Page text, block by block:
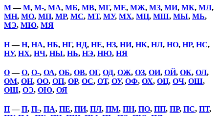
М—М, М-, МА, МБ, МВ, МГ, МЕ, МЖ, МЗ, МИ, МК, МЛ,
МН, МО, МП, МР, МС, МТ, МУ, МХ, МЦ, МШ, МЫ, МЬ,
МЭ, МЮ, МЯ
Н—Н, НА, НБ, НГ, НД, НЕ, НЗ, НИ, НК, НЛ, НО, НР, НС,
НУ, НХ, НЧ, НЫ, НЬ, НЭ, НЮ, НЯ
О—О, О-, ОА, ОБ, ОВ, ОГ, ОД, ОЖ, ОЗ, ОИ, ОЙ, ОК, ОЛ,
ОМ, ОН, ОО, ОП, ОР, ОС, ОТ, ОУ, ОФ, ОХ, ОЦ, ОЧ, ОШ,
ОЩ, ОЭ, ОЮ, ОЯ
П—П, П-, ПА, ПЕ, ПИ, ПЛ, ПМ, ПН, ПО, ПП, ПР, ПС, ПТ,